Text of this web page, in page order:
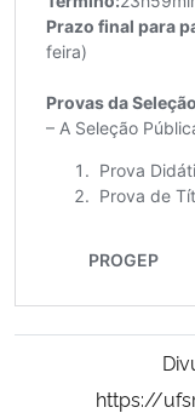
https://